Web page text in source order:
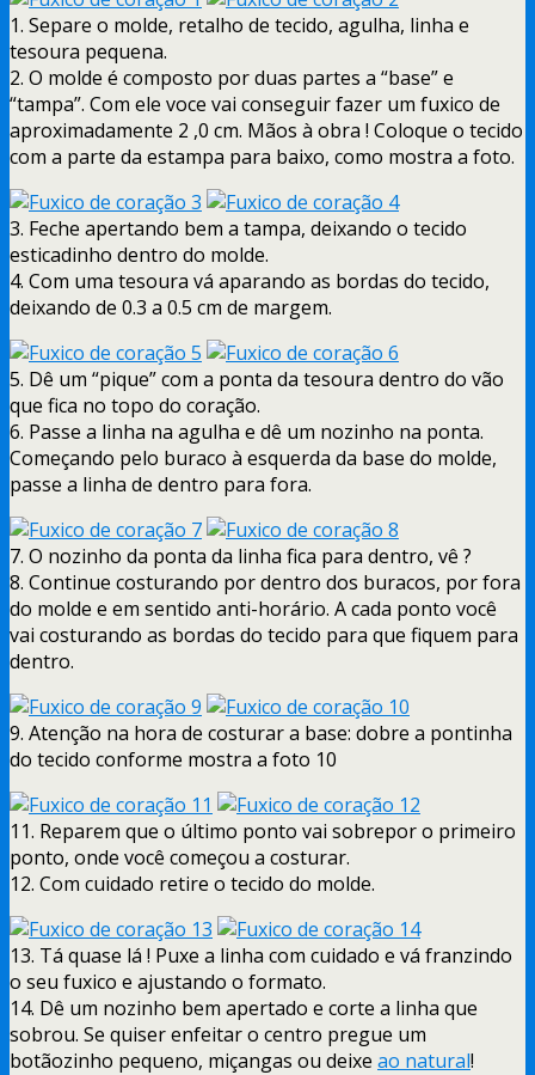
1. Separe o molde, retalho de tecido, agulha, linha e
tesoura pequena.
2. O molde é composto por duas partes a “base” e
“tampa”. Com ele voce vai conseguir fazer um fuxico de
aproximadamente 2 ,0 cm. Mãos à obra ! Coloque o tecido
com a parte da estampa para baixo, como mostra a foto.
3. Feche apertando bem a tampa, deixando o tecido
esticadinho dentro do molde.
4. Com uma tesoura vá aparando as bordas do tecido,
deixando de 0.3 a 0.5 cm de margem.
5. Dê um “pique” com a ponta da tesoura dentro do vão
que fica no topo do coração.
6. Passe a linha na agulha e dê um nozinho na ponta.
Começando pelo buraco à esquerda da base do molde,
passe a linha de dentro para fora.
7. O nozinho da ponta da linha fica para dentro, vê ?
8. Continue costurando por dentro dos buracos, por fora
do molde e em sentido anti-horário. A cada ponto você
vai costurando as bordas do tecido para que fiquem para
dentro.
9. Atenção na hora de costurar a base: dobre a pontinha
do tecido conforme mostra a foto 10
11. Reparem que o último ponto vai sobrepor o primeiro
ponto, onde você começou a costurar.
12. Com cuidado retire o tecido do molde.
13. Tá quase lá ! Puxe a linha com cuidado e vá franzindo
o seu fuxico e ajustando o formato.
14. Dê um nozinho bem apertado e corte a linha que
sobrou. Se quiser enfeitar o centro pregue um
botãozinho pequeno, miçangas ou deixe ao natural!